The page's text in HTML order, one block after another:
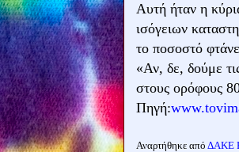
Αυτή ήταν η
ισόγειων
το ποσοστό
«Αν, δε, δούμε
στους ορόφους
Πηγή:
Αναρτήθηκε από ΔΑΚΕ